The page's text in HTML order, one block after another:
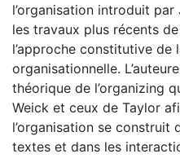
l’organisation introduit
les travaux plus récents
l’approche constitutive de
organisationnelle.
théorique de l’organizing
Weick et ceux de Taylor
l’organisation se construit
textes et dans les